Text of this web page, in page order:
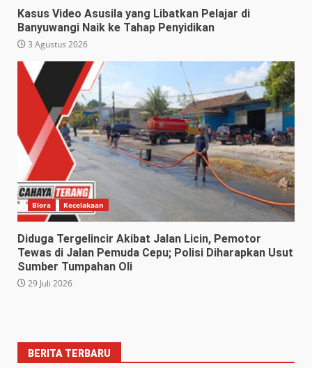
Kasus Video Asusila yang Libatkan Pelajar di
Banyuwangi Naik ke Tahap Penyidikan
3 Agustus 2026
Blora Kecelakaan
Diduga Tergelincir Akibat Jalan Licin, Pemotor
Tewas di Jalan Pemuda Cepu; Polisi Diharapkan Usut
Sumber Tumpahan Oli
29 Juli 2026
BERITA TERBARU